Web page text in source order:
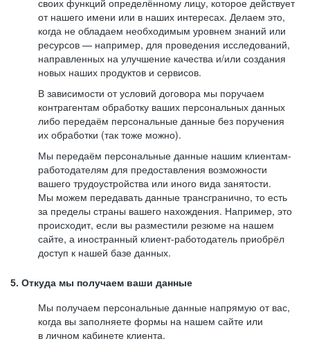
своих функций определённому лицу, которое действует
от нашего имени или в наших интересах. Делаем это,
когда не обладаем необходимым уровнем знаний или
ресурсов — например, для проведения исследований,
направленных на улучшение качества и/или создания
новых наших продуктов и сервисов.
В зависимости от условий договора мы поручаем
контрагентам обработку ваших персональных данных
либо передаём персональные данные без поручения
их обработки (так тоже можно).
Мы передаём персональные данные нашим клиентам-
работодателям для предоставления возможности
вашего трудоустройства или иного вида занятости.
Мы можем передавать данные трансгранично, то есть
за пределы страны вашего нахождения. Например, это
происходит, если вы разместили резюме на нашем
сайте, а иностранный клиент-работодатель приобрёл
доступ к нашей базе данных.
5. Откуда мы получаем ваши данные
Мы получаем персональные данные напрямую от вас,
когда вы заполняете формы на нашем сайте или
в личном кабинете клиента.